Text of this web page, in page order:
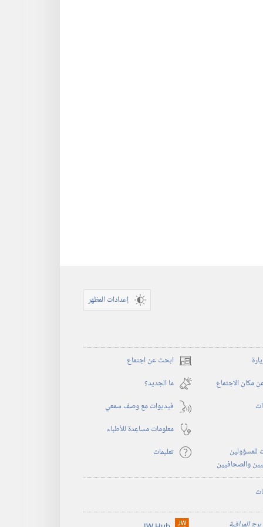
إعدادات المظهر
ابحث عن اجتماع (يفتح
نافذة
جديدة)
مكان الاجتماع
ما الجديد؟‏
فيديوات مع وصف سمعي
معلومات مساعِدة للأطباء
للمسؤولين
والصحافيين
تعليمات